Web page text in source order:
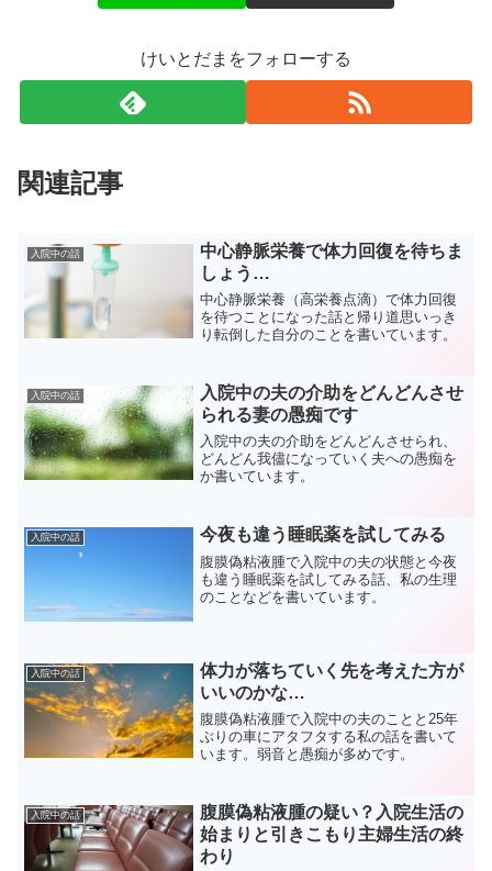
けいとだまをフォローする
関連記事
入院中の話
中心静脈栄養で体力回復を待ちま
しょう…
中心静脈栄養（高栄養点滴）で体力回復
を待つことになった話と帰り道思いっき
り転倒した自分のことを書いています。
入院中の話
入院中の夫の介助をどんどんさせ
られる妻の愚痴です
入院中の夫の介助をどんどんさせられ、
どんどん我儘になっていく夫への愚痴を
か書いています。
入院中の話 今夜も違う睡眠薬を試してみる
腹膜偽粘液腫で入院中の夫の状態と今夜
も違う睡眠薬を試してみる話、私の生理
のことなどを書いています。
入院中の話
体力が落ちていく先を考えた方が
いいのかな…
腹膜偽粘液腫で入院中の夫のことと25年
ぶりの車にアタフタする私の話を書いて
います。弱音と愚痴が多めです。
入院中の話
腹膜偽粘液腫の疑い？入院生活の
始まりと引きこもり主婦生活の終
わり